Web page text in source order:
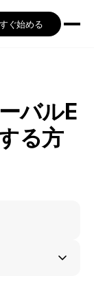
ぐ始める
バルE
る方